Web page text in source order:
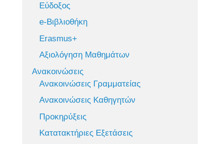
Εύδοξος
e-Βιβλιοθήκη
Erasmus+
Αξιολόγηση Μαθημάτων
Ανακοινώσεις
Ανακοινώσεις Γραμματείας
Ανακοινώσεις Καθηγητών
Προκηρύξεις
Κατατακτήριες Εξετάσεις